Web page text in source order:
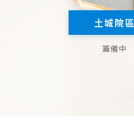
土城院區
籌備中